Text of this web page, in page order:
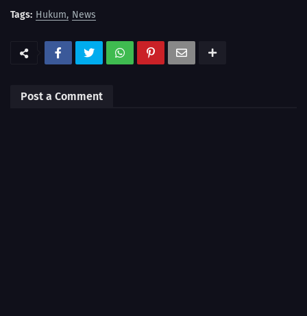
Tags: Hukum News
Post a Comment